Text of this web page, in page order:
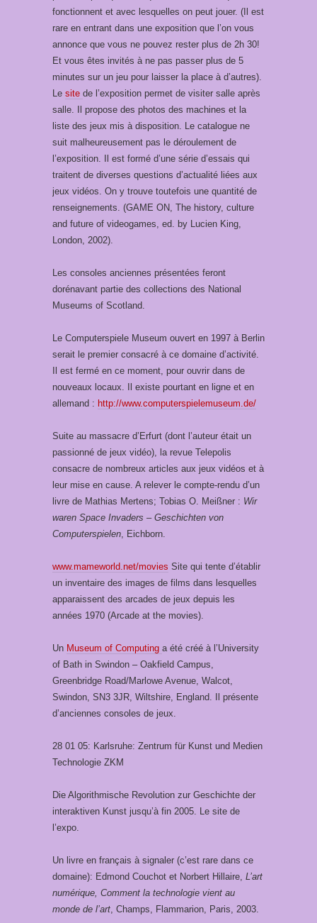
fonctionnent et avec lesquelles on peut jouer. (Il est
rare en entrant dans une exposition que l’on vous
annonce que vous ne pouvez rester plus de 2h 30!
Et vous êtes invités à ne pas passer plus de 5
minutes sur un jeu pour laisser la place à d’autres).
Le site de l’exposition permet de visiter salle après
salle. Il propose des photos des machines et la
liste des jeux mis à disposition. Le catalogue ne
suit malheureusement pas le déroulement de
l’exposition. Il est formé d’une série d’essais qui
traitent de diverses questions d’actualité liées aux
jeux vidéos. On y trouve toutefois une quantité de
renseignements. (GAME ON, The history, culture
and future of videogames, ed. by Lucien King,
London, 2002).
Les consoles anciennes présentées feront
dorénavant partie des collections des National
Museums of Scotland.
Le Computerspiele Museum ouvert en 1997 à Berlin
serait le premier consacré à ce domaine d’activité.
Il est fermé en ce moment, pour ouvrir dans de
nouveaux locaux. Il existe pourtant en ligne et en
allemand : http://www.computerspielemuseum.de/
Suite au massacre d’Erfurt (dont l’auteur était un
passionné de jeux vidéo), la revue Telepolis
consacre de nombreux articles aux jeux vidéos et à
leur mise en cause. A relever le compte-rendu d’un
livre de Mathias Mertens; Tobias O. Meißner : Wir
waren Space Invaders – Geschichten von
Computerspielen, Eichborn.
www.mameworld.net/movies Site qui tente d’établir
un inventaire des images de films dans lesquelles
apparaissent des arcades de jeux depuis les
années 1970 (Arcade at the movies).
Un Museum of Computing a été créé à l’University
of Bath in Swindon – Oakfield Campus,
Greenbridge Road/Marlowe Avenue, Walcot,
Swindon, SN3 3JR, Wiltshire, England. Il présente
d’anciennes consoles de jeux.
28 01 05: Karlsruhe: Zentrum für Kunst und Medien
Technologie ZKM
Die Algorithmische Revolution zur Geschichte der
interaktiven Kunst jusqu’à fin 2005. Le site de
l’expo.
Un livre en français à signaler (c’est rare dans ce
domaine): Edmond Couchot et Norbert Hillaire, L’art
numérique, Comment la technologie vient au
monde de l’art, Champs, Flammarion, Paris, 2003.